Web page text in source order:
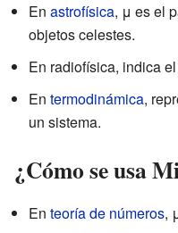
En astrofísica, μ es el
objetos celestes.
En radiofísica, indica
En termodinámica,
un sistema.
¿Cómo se usa
En teoría de números,